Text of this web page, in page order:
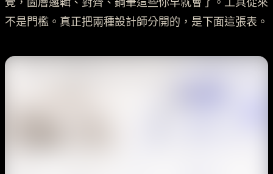
不是門檻。真正把兩種設計師分開的，是下面這張表。